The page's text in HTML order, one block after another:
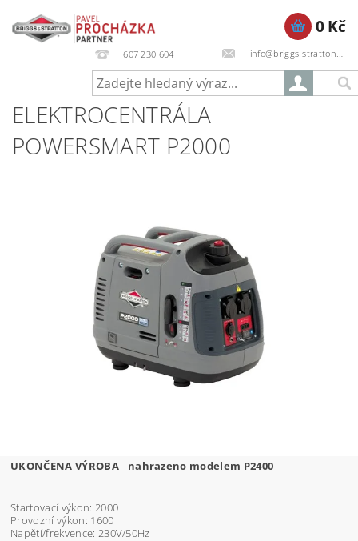
607 230 604 info@briggs-stratton.cz
0 Kč
ELEKTROCENTRÁLA
POWERSMART P2000
UKONČENA VÝROBA- nahrazeno modelem P2400
Startovací výkon: 2000
Provozní výkon: 1600
Napětí/frekvence: 230V/50Hz